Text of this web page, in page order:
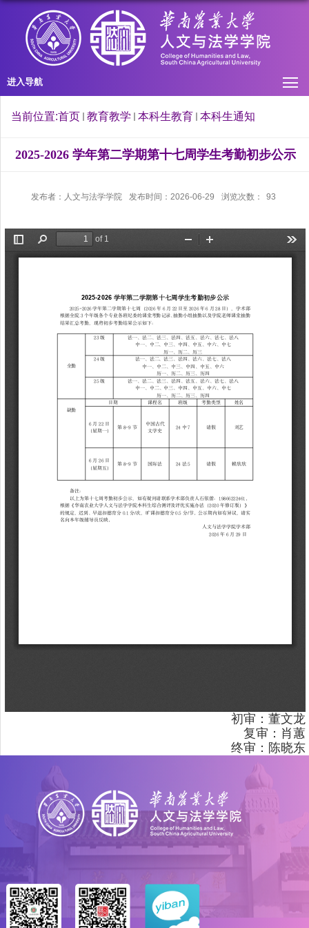
进入导航
当前位置:首页 教育教学 本科生教育 本科生通知
2025-2026 学年第二学期第十七周学生考勤初步公示
发布者：人文与法学学院 发布时间：2026-06-29 浏览次数： 93
初审：董文龙
复审：肖蕙
终审：陈晓东